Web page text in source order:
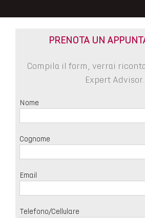
PRENOTA UN
Compila il form, verrai
Expert Advisor.
Nome
Cognome
Email
Telefono/Cellulare